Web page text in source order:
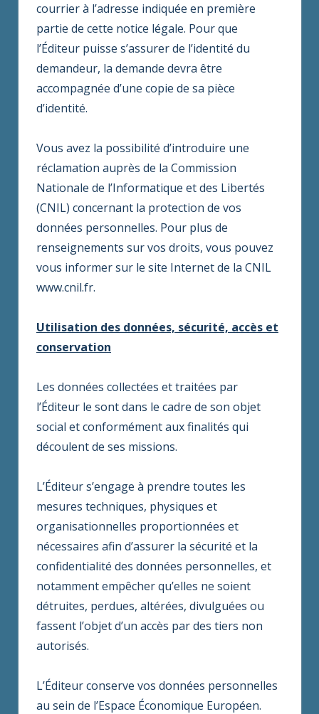
courrier à l’adresse indiquée en première
partie de cette notice légale. Pour que
l’Éditeur puisse s’assurer de l’identité du
demandeur, la demande devra être
accompagnée d’une copie de sa pièce
d’identité.
Vous avez la possibilité d’introduire une
réclamation auprès de la Commission
Nationale de l’Informatique et des Libertés
(CNIL) concernant la protection de vos
données personnelles. Pour plus de
renseignements sur vos droits, vous pouvez
vous informer sur le site Internet de la CNIL
www.cnil.fr.
Utilisation des données, sécurité, accès et
conservation
Les données collectées et traitées par
l’Éditeur le sont dans le cadre de son objet
social et conformément aux finalités qui
découlent de ses missions.
L’Éditeur s’engage à prendre toutes les
mesures techniques, physiques et
organisationnelles proportionnées et
nécessaires afin d’assurer la sécurité et la
confidentialité des données personnelles, et
notamment empêcher qu’elles ne soient
détruites, perdues, altérées, divulguées ou
fassent l’objet d’un accès par des tiers non
autorisés.
L’Éditeur conserve vos données personnelles
au sein de l’Espace Économique Européen.